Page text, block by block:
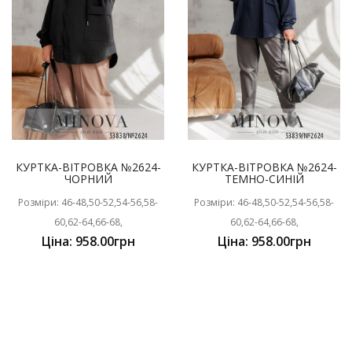
КУРТКА-ВІТРОВКА №2624-
ЧОРНИЙ
Розміри: 46-48,50-52,54-56,58-
60,62-64,66-68,
Ціна: 958.00грн
КУРТКА-ВІТРОВКА №2624-
ТЕМНО-СИНІЙ
Розміри: 46-48,50-52,54-56,58-
60,62-64,66-68,
Ціна: 958.00грн